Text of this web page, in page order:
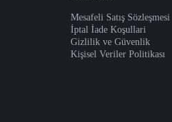
Mesafeli Satış Sözleşmesi
İptal İade Koşullari
Gizlilik ve Güvenlik
Kişisel Veriler Politikası